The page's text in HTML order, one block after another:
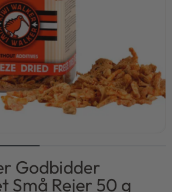
Godbidder
Små Rejer 50 g